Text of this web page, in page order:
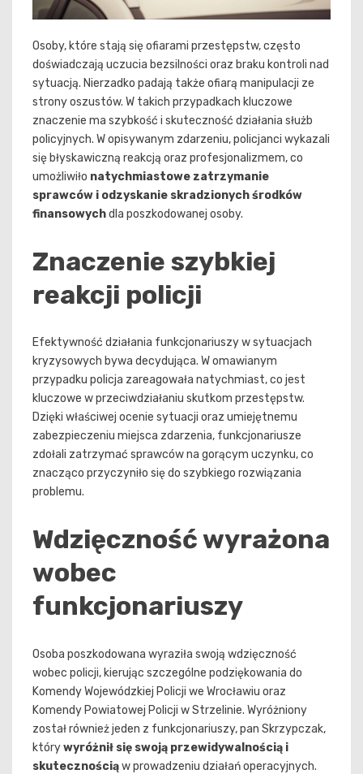
Osoby, które stają się ofiarami przestępstw, często
doświadczają uczucia bezsilności oraz braku kontroli nad
sytuacją. Nierzadko padają także ofiarą manipulacji ze
strony oszustów. W takich przypadkach kluczowe
znaczenie ma szybkość i skuteczność działania służb
policyjnych. W opisywanym zdarzeniu, policjanci wykazali
się błyskawiczną reakcją oraz profesjonalizmem, co
umożliwiło natychmiastowe zatrzymanie
sprawców i odzyskanie skradzionych środków
finansowychdla poszkodowanej osoby.
Znaczenie szybkiej
reakcji policji
Efektywność działania funkcjonariuszy w sytuacjach
kryzysowych bywa decydująca. W omawianym
przypadku policja zareagowała natychmiast, co jest
kluczowe w przeciwdziałaniu skutkom przestępstw.
Dzięki właściwej ocenie sytuacji oraz umiejętnemu
zabezpieczeniu miejsca zdarzenia, funkcjonariusze
zdołali zatrzymać sprawców na gorącym uczynku, co
znacząco przyczyniło się do szybkiego rozwiązania
problemu.
Wdzięczność wyrażona
wobec
funkcjonariuszy
Osoba poszkodowana wyraziła swoją wdzięczność
wobec policji, kierując szczególne podziękowania do
Komendy Wojewódzkiej Policji we Wrocławiu oraz
Komendy Powiatowej Policji w Strzelinie. Wyróżniony
został również jeden z funkcjonariuszy, pan Skrzypczak,
którywyróżnił się swoją przewidywalnością i
skutecznościąw prowadzeniu działań operacyjnych.